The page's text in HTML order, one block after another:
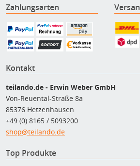
Zahlungsarten
Kontakt
teilando.de - Erwin Weber GmbH
Von-Reuental-Straße 8a
85376 Hetzenhausen
+49 (0) 8165 / 5093200
shop@teilando.de
Top Produkte